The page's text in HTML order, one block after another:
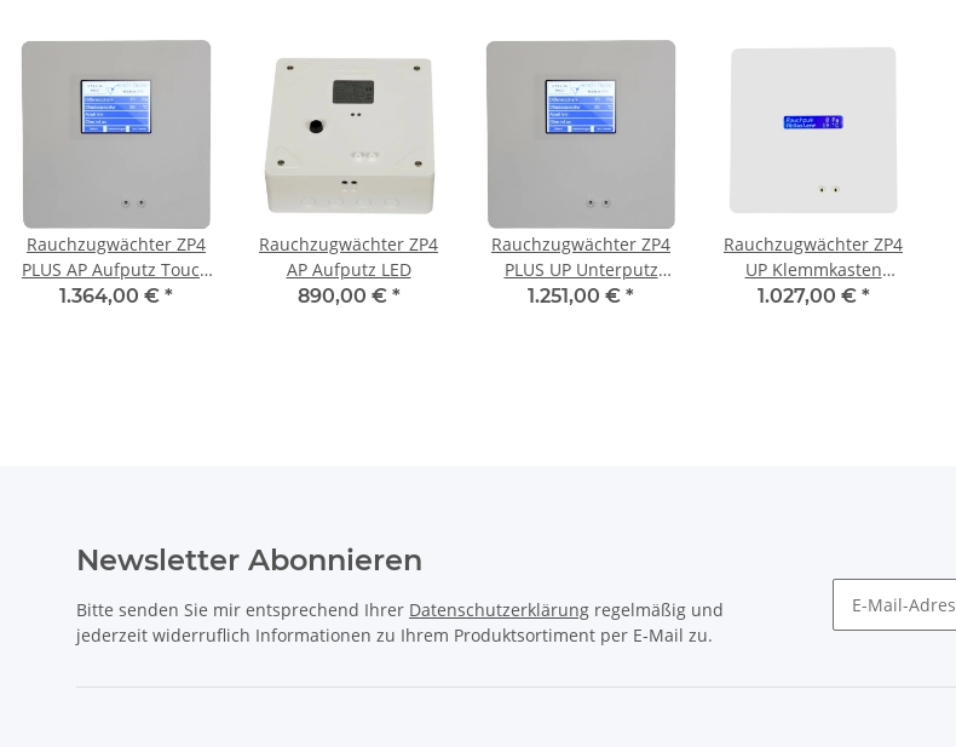
Rauchzugwächter ZP4
PLUS AP Aufputz Touch
Display
1.364,00 € *
Rauchzugwächter ZP4
AP Aufputz LED
890,00 € *
Rauchzugwächter ZP4
PLUS UP Unterputz
Touch Display
1.251,00 € *
Rauchzugwächter ZP4
UP Klemmkasten
Display HOME-DESIGN
1.027,00 € *
Newsletter Abonnieren
Bitte senden Sie mir entsprechend Ihrer Datenschutzerklärung regelmäßig und
jederzeit widerruflich Informationen zu Ihrem Produktsortiment per E-Mail zu.